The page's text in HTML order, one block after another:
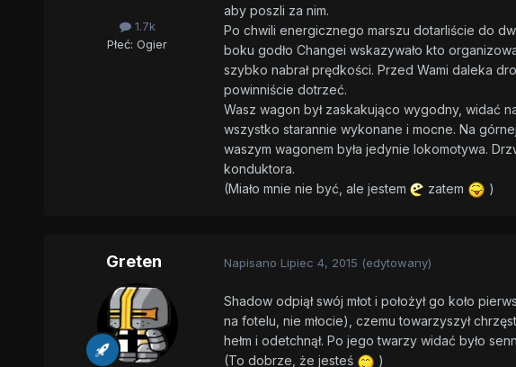
1.7k
Płeć: Ogier
aby poszli za nim.
Po chwili energicznego marszu dotarliście do
boku godło Changei wskazywało kto
szybko nabrał prędkości. Przed Wami daleka
powinniście dotrzeć.
Wasz wagon był zaskakująco wygodny, widać
wszystko starannie wykonane i mocne. Na
waszym wagonem była jedynie lokomotywa.
konduktora.
(Miało mnie nie być, ale jestem
zatem )
Greten Napisano Lipiec 4, 2015 (edytowany)
Shadow odpiął swój młot i położył go koło
na fotelu, nie młocie), czemu towarzyszył
hełm i odetchnął. Po jego twarzy widać było
(To dobrze, że jesteś
)